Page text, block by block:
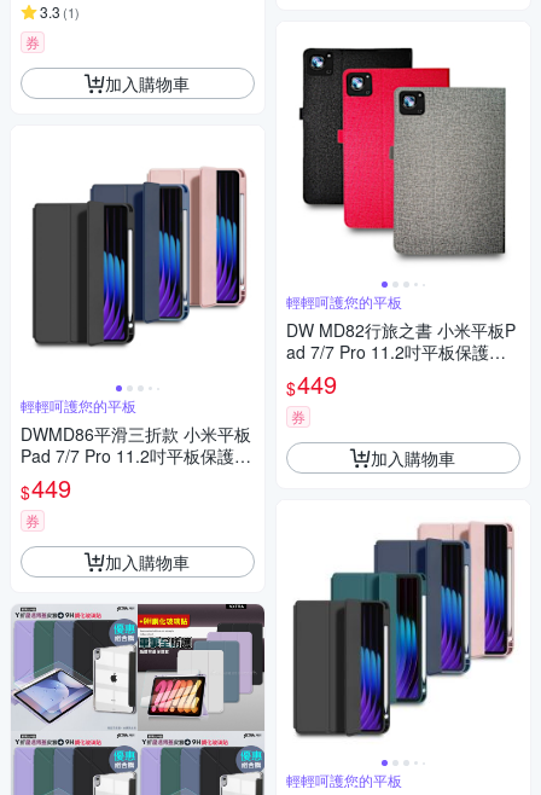
3.3 (1)
券
加入購物車
輕輕呵護您的平板
DWMD86平滑三折款 小米平板
Pad 7/7 Pro 11.2吋平板保護皮
套(內置筆槽)
$449
券
加入購物車
輕輕呵護您的平板
DW MD82行旅之書 小米平板P
ad 7/7 Pro 11.2吋平板保護皮
$449
券
加入購物車
輕輕呵護您的平板